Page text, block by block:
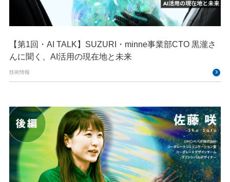
【第1回・AI TALK】SUZURI・minne事業部CTO 黒瀧さ
んに聞く、AI活用の現在地と未来
技術情報